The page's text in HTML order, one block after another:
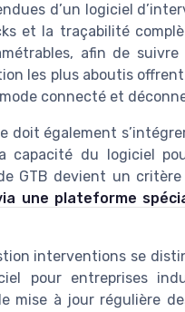
d’un logiciel
et la traçabilité
afin de
les plus aboutis
connecté et
doit également
capacité du logiciel
GTB devient un critère
une plateforme
interventions se
pour entreprises
mise à jour régulière